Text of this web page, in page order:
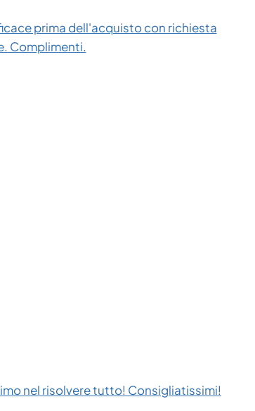
prima dell'acquisto con richiesta
Complimenti.
nel risolvere tutto! Consigliatissimi!